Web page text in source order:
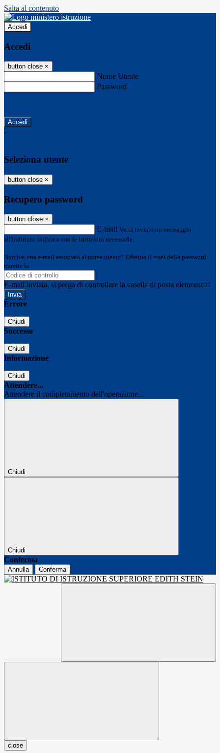
Salta al contenuto
Accedi
Accedi
button close ×
Nome Utente
Password
-
Seleziona utente
button close ×
Recupero password
button close ×
E-mail Verrà inviato un messaggio
all'indirizzo indicato con le istruzioni necessarie.
Non hai una e-mail associata al nome utente? Effettua il reset della password
tramite la
E-mail inviata, si prega di controllare la casella di posta elettronica!
Errore
Chiudi
Successo
Chiudi
Informazione
Chiudi
Attendere...
Attendere il completamento dell'operazione...
Chiudi
Chiudi
Conferma
Annulla Conferma
close